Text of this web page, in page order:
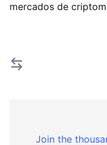
mercados de
Join the